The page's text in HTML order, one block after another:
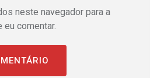
neste navegador para a
eu comentar.